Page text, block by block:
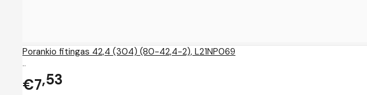
Porankio fitingas 42,4 (304) (80-42,4-2), L21NP069
..
€7 53